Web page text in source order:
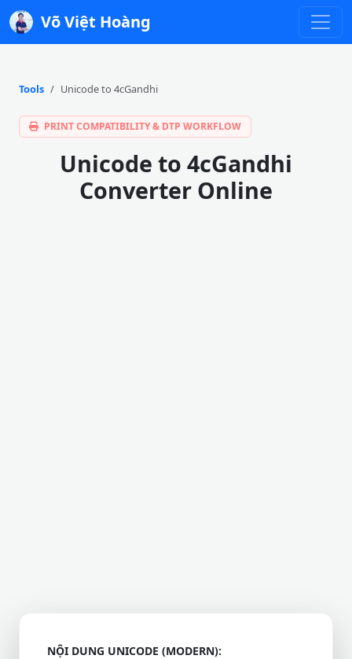
Võ Việt Hoàng
Tools Unicode to 4cGandhi
PRINT COMPATIBILITY & DTP WORKFLOW
Unicode to 4cGandhi
Converter Online
NỘI DUNG UNICODE (MODERN):